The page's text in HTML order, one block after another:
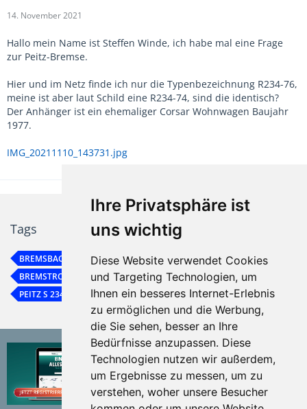
Ihre Privatsphäre ist
uns wichtig
Diese Website verwendet Cookies
und Targeting Technologien, um
Ihnen ein besseres Internet-Erlebnis
zu ermöglichen und die Werbung,
die Sie sehen, besser an Ihre
Bedürfnisse anzupassen. Diese
Technologien nutzen wir außerdem,
um Ergebnisse zu messen, um zu
verstehen, woher unsere Besucher
14. November 2021
Hallo mein Name ist Steffen Winde, ich habe mal eine Frage
zur Peitz-Bremse.
Hier und im Netz finde ich nur die Typenbezeichnung R234-76,
meine ist aber laut Schild eine R234-74, sind die identisch?
Der Anhänger ist ein ehemaliger Corsar Wohnwagen Baujahr
1977.
IMG_20211110_143731.jpg
Tags
BREMSBACKEN/BREMSBELÄGE JOSEF PEITZ
PEITZ R 234-76
BREMSTROMMEL
PEITZ EBG 10 U PEITZ ACHSE
PEITZ EBG
PEITZ S 234 R